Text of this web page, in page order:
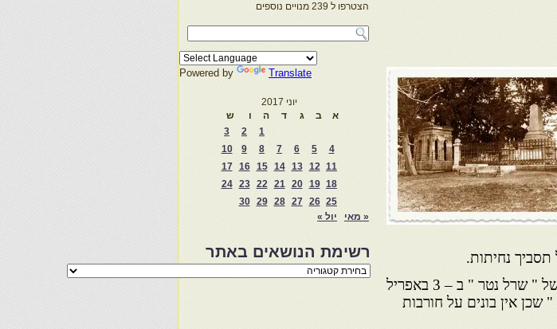
תסביך נחיתות.
על רקע לבטים חינוכיים אלה מבקש בעל מאמר המערכת של " שרל נטר " ב – 3 באפריל
: " שכן אין בונים על חורבות
הצטרפו ל 239 מנויים נוספים
Powered by Translate
יוני 2017
א
ב ג ד ה ו
ש
1
2
3
4
5
6
7
8
9
10
11
12
13
14
15
16
17
18
19
20
21
22
23
24
25
26
27
28
29
30
« מאי
יול »
רשימת הנושאים באתר
רשימת
הנושאים